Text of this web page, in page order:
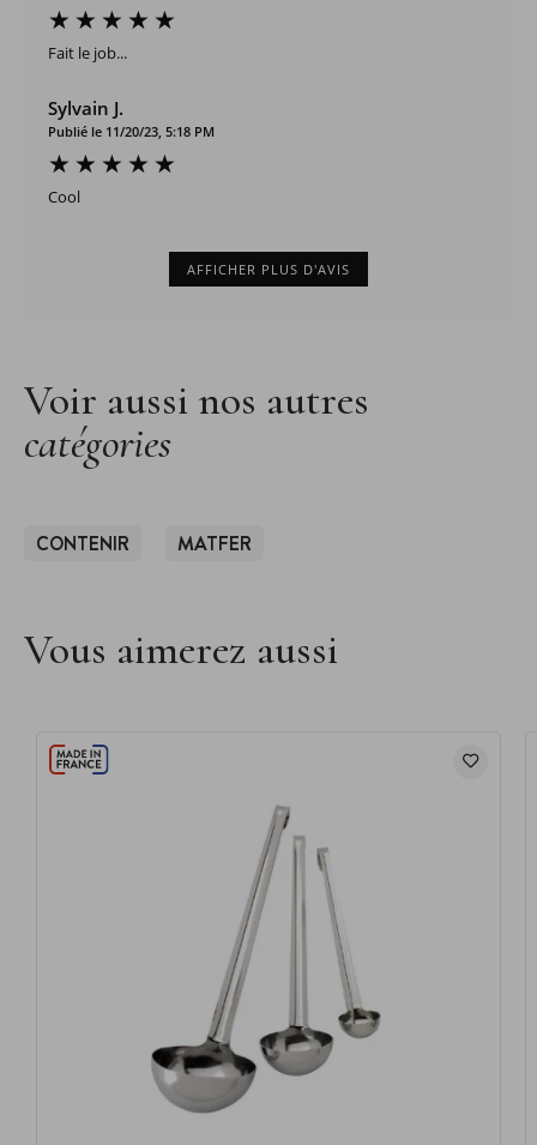
Fait le job...
Sylvain J.
Publié le 11/20/23, 5:18 PM
Cool
AFFICHER PLUS D'AVIS
Voir aussi nos autres
catégories
CONTENIR MATFER
Vous aimerez aussi